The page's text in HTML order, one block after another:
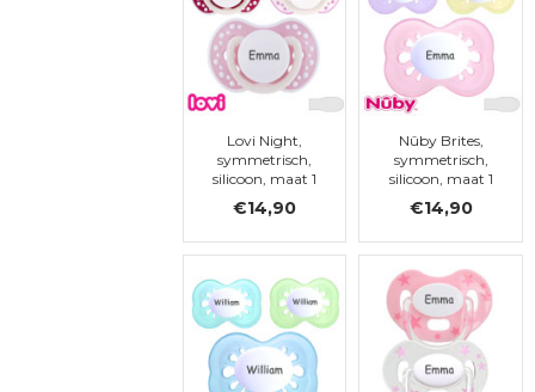
Lovi Night,
symmetrisch,
silicoon, maat 1
€14,90
Nûby Brites,
symmetrisch,
silicoon, maat 1
€14,90